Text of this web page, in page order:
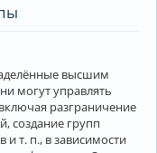
высшим
могут управлять
разграничение
создание групп
и т. п., в зависимости